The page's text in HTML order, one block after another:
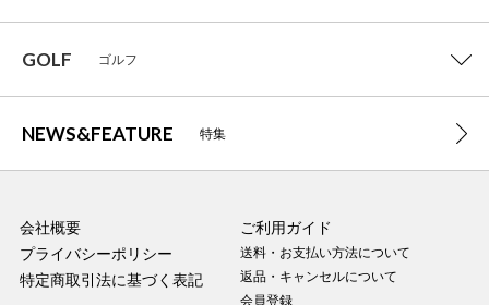
GOLF ゴルフ
NEWS&FEATURE 特集
会社概要
プライバシーポリシー
特定商取引法に基づく表記
ご利用ガイド
送料・お支払い方法について
返品・キャンセルについて
会員登録